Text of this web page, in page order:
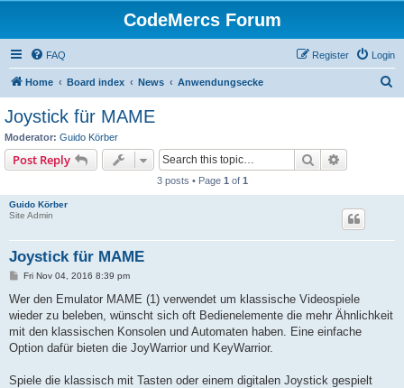
CodeMercs Forum
FAQ Login
Register
Home Board index News Anwendungsecke
Joystick für MAME
Moderator: Guido Körber
Post Reply Search
3 posts • Page 1 of 1
Guido Körber
Site Admin
Joystick für MAME
P
s
Fri Nov 04, 2016 8:39 pm
Wer den Emulator MAME (1) verwendet um klassische Videospiele
wieder zu beleben, wünscht sich oft Bedienelemente die mehr Ähnlichkeit
mit den klassischen Konsolen und Automaten haben. Eine einfache
Option dafür bieten die JoyWarrior und KeyWarrior.
Spiele die klassisch mit Tasten oder einem digitalen Joystick gespielt